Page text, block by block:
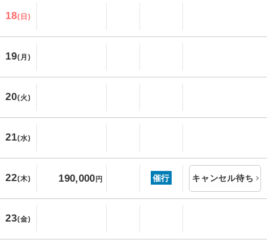
18(日)
19(月)
20(火)
21(水)
22(木) 190,000円 催行 キャンセル待ち
23(金)